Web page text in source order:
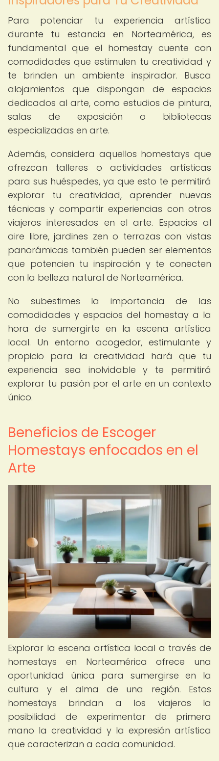
Para potenciar tu experiencia artística
durante tu estancia en Norteamérica, es
fundamental que el homestay cuente con
comodidades que estimulen tu creatividad y
te brinden un ambiente inspirador. Busca
alojamientos que dispongan de espacios
dedicados al arte, como estudios de pintura,
salas de exposición o bibliotecas
especializadas en arte.
Además, considera aquellos homestays que
ofrezcan talleres o actividades artísticas
para sus huéspedes, ya que esto te permitirá
explorar tu creatividad, aprender nuevas
técnicas y compartir experiencias con otros
viajeros interesados en el arte. Espacios al
aire libre, jardines zen o terrazas con vistas
panorámicas también pueden ser elementos
que potencien tu inspiración y te conecten
con la belleza natural de Norteamérica.
No subestimes la importancia de las
comodidades y espacios del homestay a la
hora de sumergirte en la escena artística
local. Un entorno acogedor, estimulante y
propicio para la creatividad hará que tu
experiencia sea inolvidable y te permitirá
explorar tu pasión por el arte en un contexto
único.
Beneficios de Escoger
Homestays enfocados en el
Arte
Explorar la escena artística local a través de
homestays en Norteamérica ofrece una
oportunidad única para sumergirse en la
cultura y el alma de una región. Estos
homestays brindan a los viajeros la
posibilidad de experimentar de primera
mano la creatividad y la expresión artística
que caracterizan a cada comunidad.